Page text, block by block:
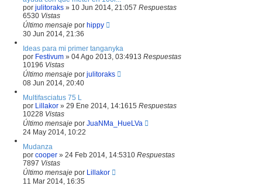
por julitoraks » 10 Jun 2014, 21:057 Respuestas
6530 Vistas
Último mensaje por hippy
30 Jun 2014, 21:36
Ideas para mi primer tanganyka
por Festivum » 04 Ago 2013, 03:4913 Respuestas
10196 Vistas
Último mensaje por julitoraks
08 Jun 2014, 20:40
Multifasciatus 75 L
por Lillakor » 29 Ene 2014, 14:1615 Respuestas
10228 Vistas
Último mensaje por JuaNMa_HueLVa
24 May 2014, 10:22
Mudanza
por cooper » 24 Feb 2014, 14:5310 Respuestas
7897 Vistas
Último mensaje por Lillakor
11 Mar 2014, 16:35